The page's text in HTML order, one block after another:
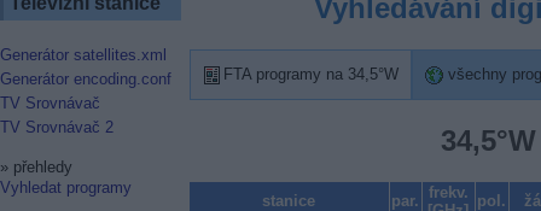
Generátor satellites.xml
Generátor encoding.conf
TV Srovnávač
TV Srovnávač 2
» přehledy
Vyhledat programy
Vyhledávání
FTA programy na 34,5°W všechny
stanice par. frekv. pol.